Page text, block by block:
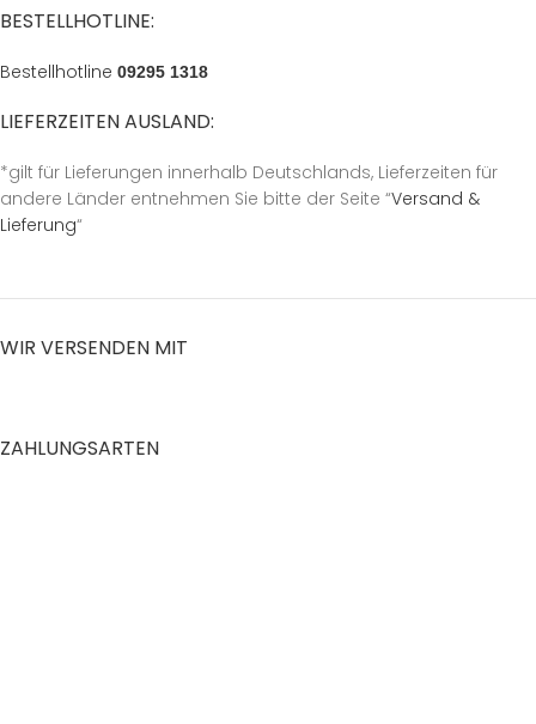
BESTELLHOTLINE:
Bestellhotline 09295 1318
LIEFERZEITEN AUSLAND:
*gilt für Lieferungen innerhalb Deutschlands, Lieferzeiten für
andere Länder entnehmen Sie bitte der Seite “Versand &
Lieferung“
WIR VERSENDEN MIT
ZAHLUNGSARTEN